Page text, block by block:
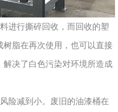
进行撕碎回收，而回收的塑
脂在再次使用，也可以直接
决了白色污染对环境所造成
险减到小。废旧的油漆桶在